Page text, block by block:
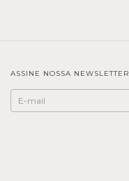
ASSINE NOSSA NEWSLETTER